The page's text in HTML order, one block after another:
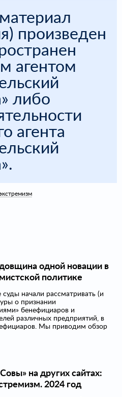
произведен
агентом
либо
агента
одной новации в
политике
начали рассматривать (и
о признании
бенефициаров и
различных предприятий, в
Мы приводим обзор
на других сайтах:
2024 год